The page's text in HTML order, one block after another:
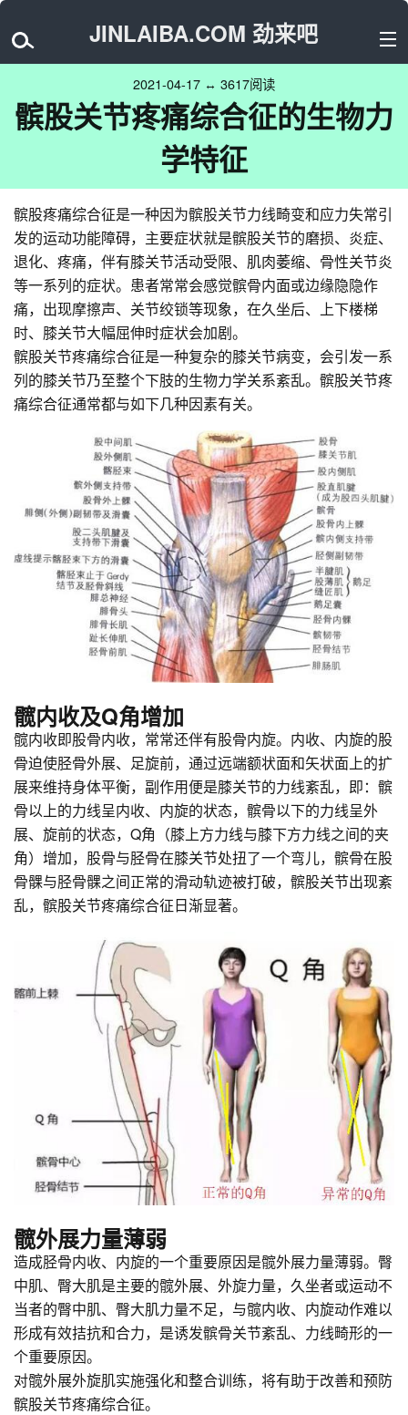
JINLAIBA.COM 劲来吧
2021-04-17 ↔ 3617阅读
髌股关节疼痛综合征的生物力
学特征
髌股疼痛综合征是一种因为髌股关节力线畸变和应力失常引
发的运动功能障碍，主要症状就是髌股关节的磨损、炎症、
退化、疼痛，伴有膝关节活动受限、肌肉萎缩、骨性关节炎
等一系列的症状。患者常常会感觉髌骨内面或边缘隐隐作
痛，出现摩擦声、关节绞锁等现象，在久坐后、上下楼梯
时、膝关节大幅屈伸时症状会加剧。
髌股关节疼痛综合征是一种复杂的膝关节病变，会引发一系
列的膝关节乃至整个下肢的生物力学关系紊乱。髌股关节疼
痛综合征通常都与如下几种因素有关。
髋内收及Q角增加
髋内收即股骨内收，常常还伴有股骨内旋。内收、内旋的股
骨迫使胫骨外展、足旋前，通过远端额状面和矢状面上的扩
展来维持身体平衡，副作用便是膝关节的力线紊乱，即：髌
骨以上的力线呈内收、内旋的状态，髌骨以下的力线呈外
展、旋前的状态，Q角（膝上方力线与膝下方力线之间的夹
角）增加，股骨与胫骨在膝关节处扭了一个弯儿，髌骨在股
骨髁与胫骨髁之间正常的滑动轨迹被打破，髌股关节出现紊
乱，髌股关节疼痛综合征日渐显著。
髋外展力量薄弱
造成胫骨内收、内旋的一个重要原因是髋外展力量薄弱。臀
中肌、臀大肌是主要的髋外展、外旋力量，久坐者或运动不
当者的臀中肌、臀大肌力量不足，与髋内收、内旋动作难以
形成有效拮抗和合力，是诱发髌骨关节紊乱、力线畸形的一
个重要原因。
对髋外展外旋肌实施强化和整合训练，将有助于改善和预防
髌股关节疼痛综合征。